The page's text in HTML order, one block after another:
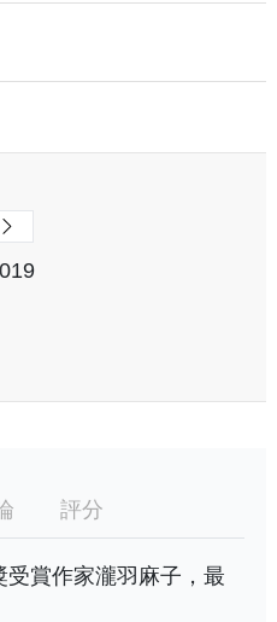
評分
賞作家瀧羽麻子，最